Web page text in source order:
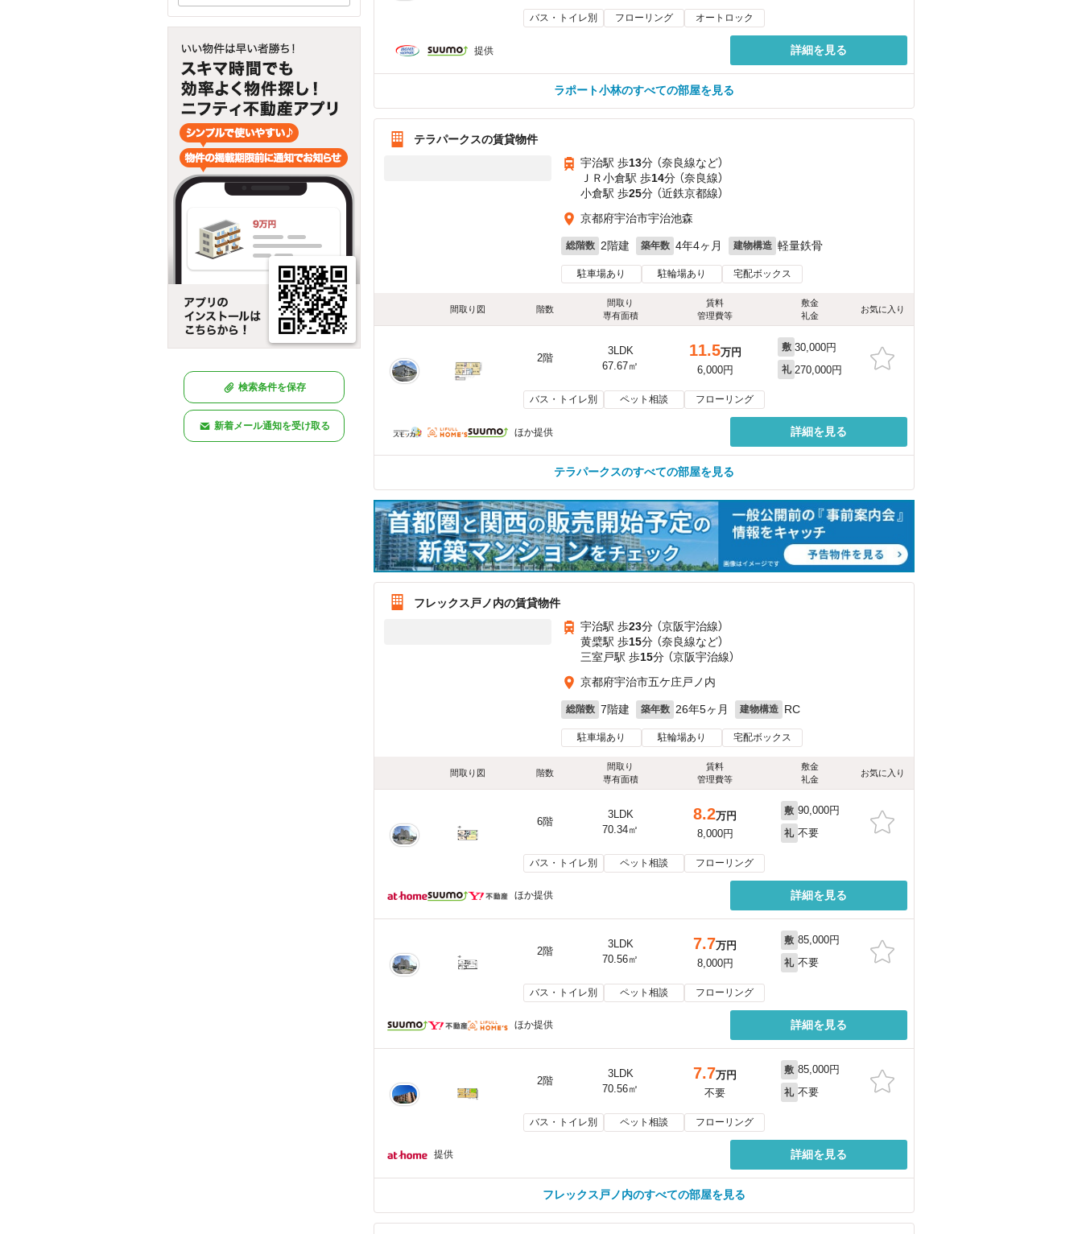
検索条件を保存
新着メール通知を受け取る
バス・トイレ別 フローリング オートロック
提供 詳細を見る
ラポート小林のすべての部屋を見る
テラパークスの賃貸物件
宇治駅 歩13分 （奈良線など）
ＪＲ小倉駅 歩14分 （奈良線）
小倉駅 歩25分 （近鉄京都線）
京都府宇治市宇治池森
総階数 2階建 築年数 4年4ヶ月 建物構造 軽量鉄骨
駐車場あり 駐輪場あり 宅配ボックス
間取り図 階数
間取り
専有面積
賃料
管理費等
敷金
礼金
お気に入り
2階
3LDK
67.67㎡
11.5万円
6,000円
敷 30,000円
礼 270,000円
バス・トイレ別 ペット相談 フローリング
ほか提供 詳細を見る
テラパークスのすべての部屋を見る
フレックス戸ノ内の賃貸物件
宇治駅 歩23分 （京阪宇治線）
黄檗駅 歩15分 （奈良線など）
三室戸駅 歩15分 （京阪宇治線）
京都府宇治市五ケ庄戸ノ内
総階数 7階建 築年数 26年5ヶ月 建物構造 RC
駐車場あり 駐輪場あり 宅配ボックス
間取り図 階数
間取り
専有面積
賃料
管理費等
敷金
礼金
お気に入り
6階
3LDK
70.34㎡
8.2万円
8,000円
敷 90,000円
礼 不要
バス・トイレ別 ペット相談 フローリング
ほか提供 詳細を見る
2階
3LDK
70.56㎡
7.7万円
8,000円
敷 85,000円
礼 不要
バス・トイレ別 ペット相談 フローリング
ほか提供 詳細を見る
2階
3LDK
70.56㎡
7.7万円
不要
敷 85,000円
礼 不要
バス・トイレ別 ペット相談 フローリング
提供 詳細を見る
フレックス戸ノ内のすべての部屋を見る